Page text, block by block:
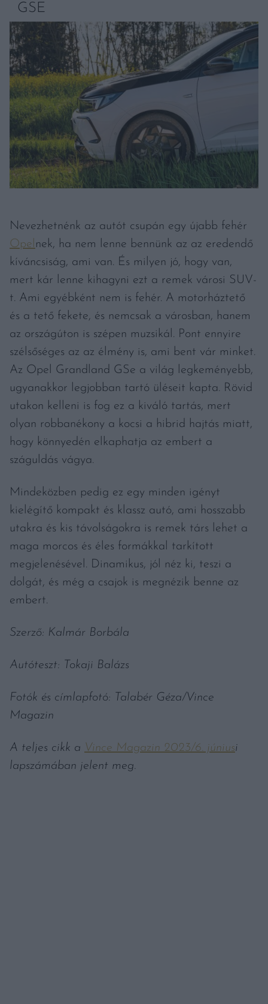
GSE
Nevezhetnénk az autót csupán egy újabb fehér
Opel nek, ha nem lenne bennünk az az eredendő
kíváncsiság, ami van. És milyen jó, hogy van,
mert kár lenne kihagyni ezt a remek városi SUV-
t. Ami egyébként nem is fehér. A motorháztető
és a tető fekete, és nemcsak a városban, hanem
az országúton is szépen muzsikál. Pont ennyire
szélsőséges az az élmény is, ami bent vár minket.
Az Opel Grandland GSe a világ legkeményebb,
ugyanakkor legjobban tartó üléseit kapta. Rövid
utakon kelleni is fog ez a kiváló tartás, mert
olyan robbanékony a kocsi a hibrid hajtás miatt,
hogy könnyedén elkaphatja az embert a
száguldás vágya.
Mindeközben pedig ez egy minden igényt
kielégítő kompakt és klassz autó, ami hosszabb
utakra és kis távolságokra is remek társ lehet a
maga morcos és éles formákkal tarkított
megjelenésével. Dinamikus, jól néz ki, teszi a
dolgát, és még a csajok is megnézik benne az
embert.
Szerző: Kalmár Borbála
Autóteszt: Tokaji Balázs
Fotók és címlapfotó: Talabér Géza/Vince
Magazin
A teljes cikk a Vince Magazin 2023/6. júniusi
lapszámában jelent meg.